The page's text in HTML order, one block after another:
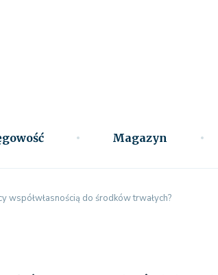
Magazyn
współwłasnością do środków trwałych?